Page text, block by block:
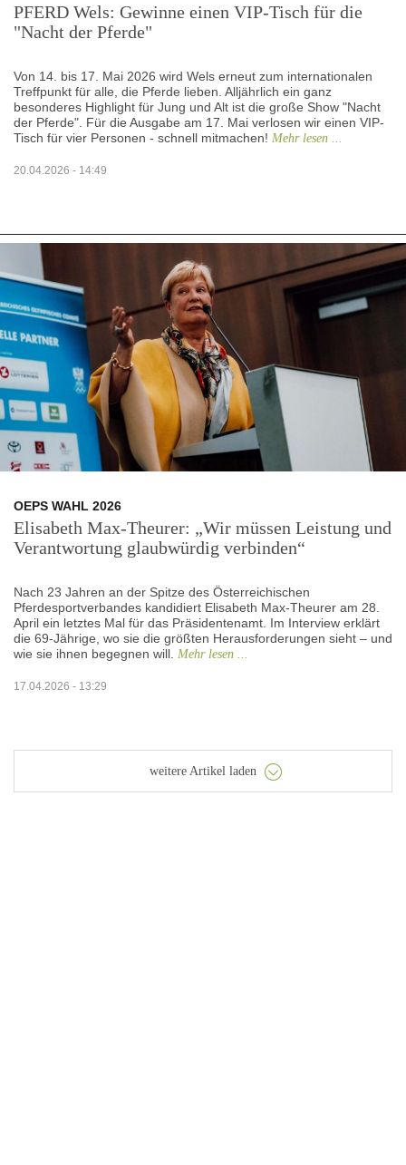
PFERD Wels: Gewinne einen VIP-Tisch für die
"Nacht der Pferde"
Von 14. bis 17. Mai 2026 wird Wels erneut zum internationalen
Treffpunkt für alle, die Pferde lieben. Alljährlich ein ganz
besonderes Highlight für Jung und Alt ist die große Show "Nacht
der Pferde". Für die Ausgabe am 17. Mai verlosen wir einen VIP-
Tisch für vier Personen - schnell mitmachen! Mehr lesen ...
20.04.2026 - 14:49
OEPS WAHL 2026
Elisabeth Max-Theurer: „Wir müssen Leistung und
Verantwortung glaubwürdig verbinden“
Nach 23 Jahren an der Spitze des Österreichischen
Pferdesportverbandes kandidiert Elisabeth Max-Theurer am 28.
April ein letztes Mal für das Präsidentenamt. Im Interview erklärt
die 69-Jährige, wo sie die größten Herausforderungen sieht – und
wie sie ihnen begegnen will. Mehr lesen ...
17.04.2026 - 13:29
weitere Artikel laden